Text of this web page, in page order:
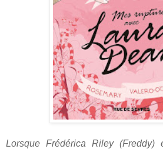
Lorsque Frédérica Riley (Freddy)